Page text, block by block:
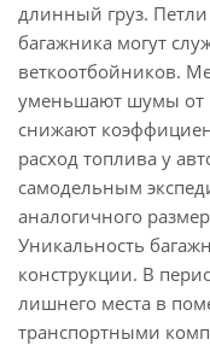
длинный груз.
багажника могут
веткоотбойников.
уменьшают шумы от
снижают
расход топлива у
самодельным
аналогичного
Уникальность
конструкции. В
лишнего места в
транспортными